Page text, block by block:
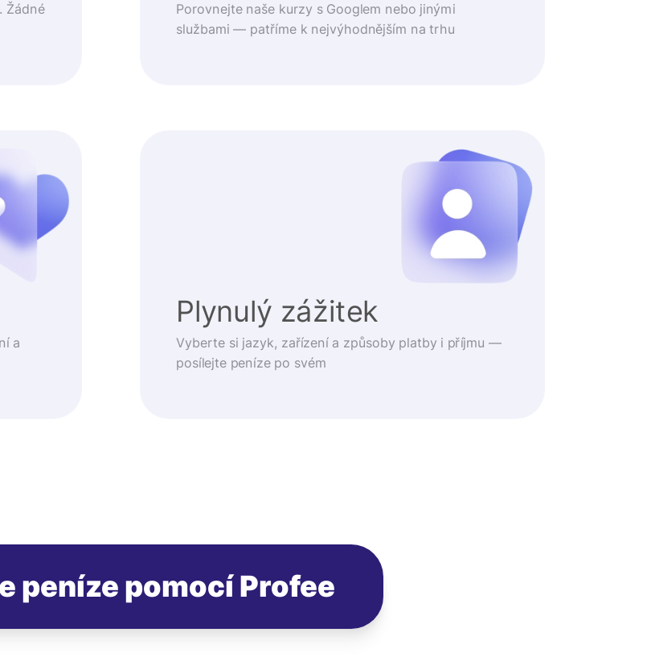
Žádné Porovnejte naše kurzy s Googlem nebo jinými
službami — patříme k nejvýhodnějším na trhu
a
Plynulý zážitek
Vyberte si jazyk, zařízení a způsoby platby i příjmu —
posílejte peníze po svém
peníze pomocí Profee